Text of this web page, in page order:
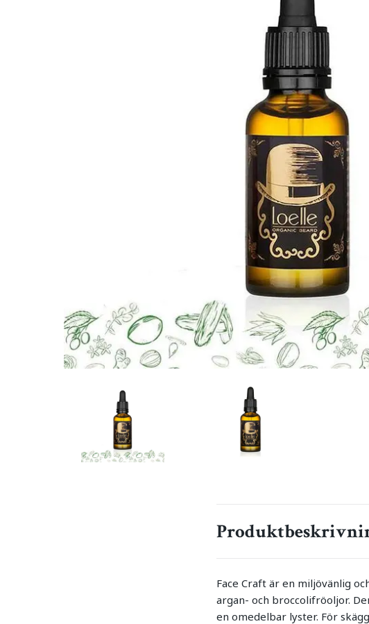
Face Craft är en miljövänlig
argan- och broccolifröoljor.
en omedelbar lyster. För